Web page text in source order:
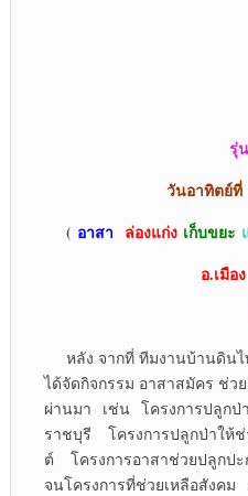
รุ่น
วันอาทิตย์
( อาสา ล่องแก่ง เก็บขยะ
อ.เมื
หลัง จากที่ ทีมงานบ้านดินไ
ได้จัดกิจกรรม อาสาสมัคร ช่ว
ผ่านมา เช่น โครงการปลูกป่
ราชบุรี โครงการปลูกป่าให้ช่
ต์ โครงการอาสาช่วยปลูกป
จนโครงการที่ช่วยเหลือสังคม